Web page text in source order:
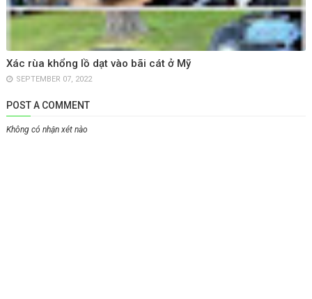
Xác rùa khổng lồ dạt vào bãi cát ở Mỹ
SEPTEMBER 07, 2022
POST A COMMENT
Không có nhận xét nào